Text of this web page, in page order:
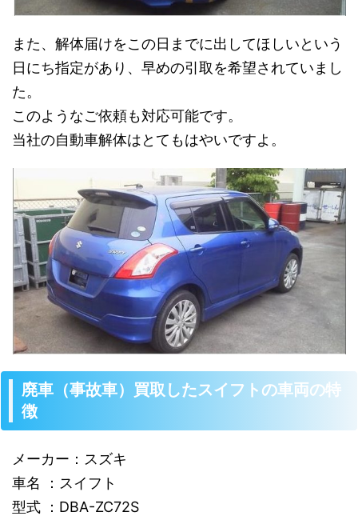
また、解体届けをこの日までに出してほしいという
日にち指定があり、早めの引取を希望されていまし
た。
このようなご依頼も対応可能です。
当社の自動車解体はとてもはやいですよ。
廃車（事故車）買取したスイフトの車両の特
徴
メーカー：スズキ
車名 ：スイフト
型式 ：DBA-ZC72S